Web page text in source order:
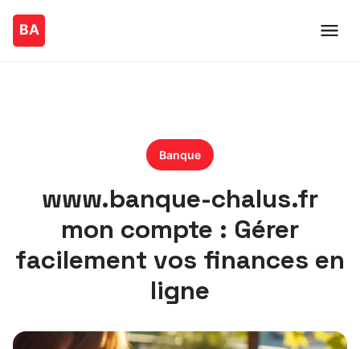
Banque
www.banque-chalus.fr
mon compte : Gérer
facilement vos finances en
ligne